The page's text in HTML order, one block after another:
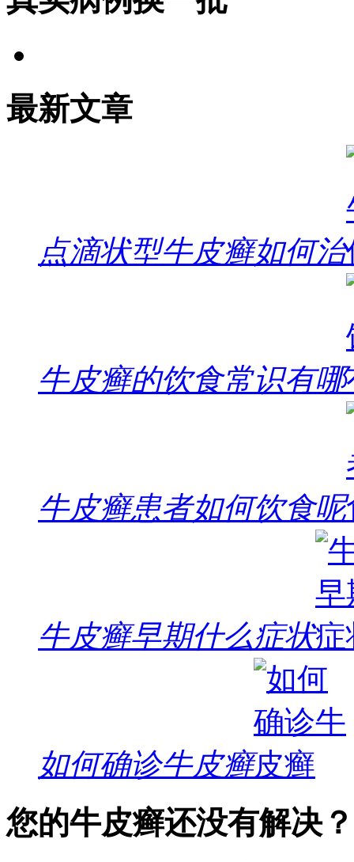
最新文章
点滴状型牛皮癣如何治
牛皮癣的饮食常识有哪
牛皮癣患者如何饮食呢
牛皮癣早期什么症状
如何确诊牛皮癣
您的牛皮癣还没有解决？